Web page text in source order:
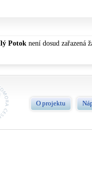
Potok není dosud zařazená
O projektu